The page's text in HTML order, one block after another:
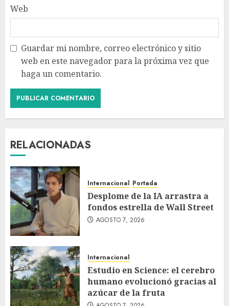
Web
Guardar mi nombre, correo electrónico y sitio
web en este navegador para la próxima vez que
haga un comentario.
RELACIONADAS
Internacional Portada
Desplome de la IA arrastra a
fondos estrella de Wall Street
AGOSTO 7, 2026
Internacional
Estudio en Science: el cerebro
humano evolucionó gracias al
azúcar de la fruta